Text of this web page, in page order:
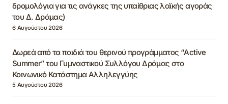
δρομολόγια για τις ανάγκες της υπαίθριας λαϊκής αγοράς
του Δ. Δράμας)
6 Αυγούστου 2026
Δωρεά από τα παιδιά του θερινού προγράμματος “Active
Summer” του Γυμναστικού Συλλόγου Δράμας στο
Κοινωνικό Κατάστημα Αλληλεγγύης
5 Αυγούστου 2026